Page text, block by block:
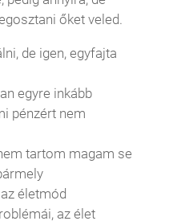
őket veled.
de igen, egyfajta
egyre inkább
pénzért nem
tartom magam se
életmód
az élet